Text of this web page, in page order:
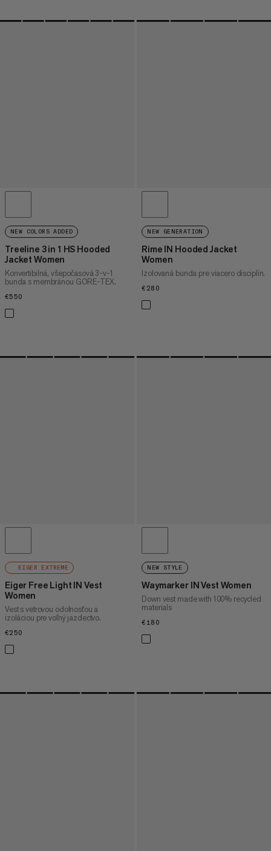
NEW COLORS ADDED
Treeline 3 in 1 HS Hooded
Jacket Women
Konvertibilná, všepočasová 3-v-1
bunda s membránou GORE-TEX.
€550
NEW GENERATION
Rime IN Hooded Jacket
Women
Izolovaná bunda pre viacero disciplín.
€280
EIGER EXTREME
Eiger Free Light IN Vest
Women
Vest s vetrovou odolnosťou a
izoláciou pre voľný jazdectvo.
€250
NEW STYLE
Waymarker IN Vest Women
Down vest made with 100% recycled
materials
€180